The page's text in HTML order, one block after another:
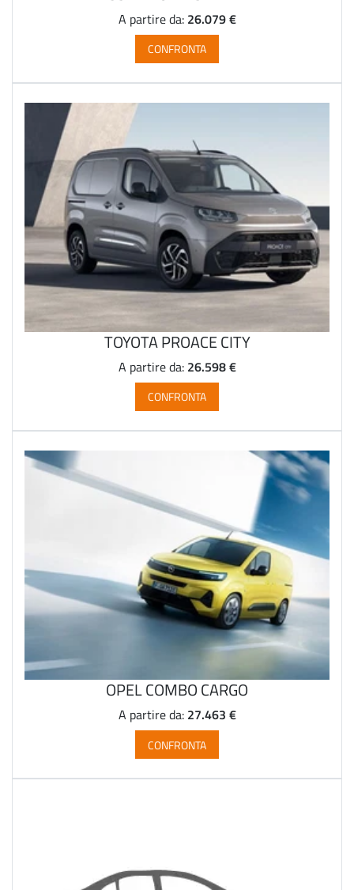
A partire da: 26.079 €
CONFRONTA
TOYOTA PROACE CITY
A partire da: 26.598 €
CONFRONTA
OPEL COMBO CARGO
A partire da: 27.463 €
CONFRONTA